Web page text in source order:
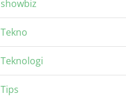
showbiz
Tekno
Teknologi
Tips